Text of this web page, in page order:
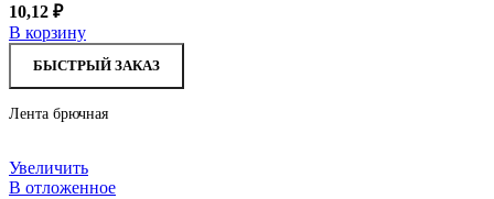
10,12 ₽
В корзину
БЫСТРЫЙ ЗАКАЗ
Лента брючная
Увеличить
В отложенное